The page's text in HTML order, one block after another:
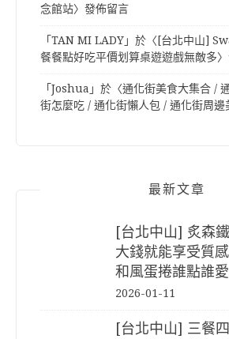
念館站〉發佈留言
「TAN MI LADY」於〈 [台北中山]
餐餐點好吃平價划算桌遊遊戲無敵多
「Joshua 」於〈通化街美食大集合 /
街怎麼吃 / 通化街懶人包 / 通化街周邊
最新文章
[台北中山] 炙森
大錢就能享受質
和風蛋捲誰點誰愛
2026-01-11
[台北中山] 三餐